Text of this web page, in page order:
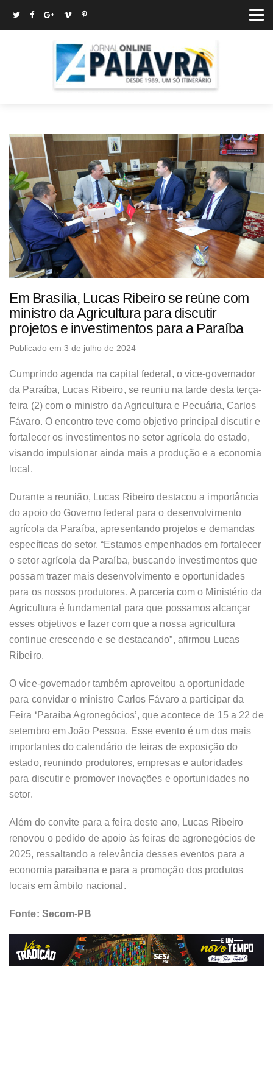
Em Brasília, Lucas Ribeiro se reúne com
ministro da Agricultura para discutir
projetos e investimentos para a Paraíba
Publicado em 3 de julho de 2024
Cumprindo agenda na capital federal, o vice-governador
da Paraíba, Lucas Ribeiro, se reuniu na tarde desta terça-
feira (2) com o ministro da Agricultura e Pecuária, Carlos
Fávaro. O encontro teve como objetivo principal discutir e
fortalecer os investimentos no setor agrícola do estado,
visando impulsionar ainda mais a produção e a economia
local.
Durante a reunião, Lucas Ribeiro destacou a importância
do apoio do Governo federal para o desenvolvimento
agrícola da Paraíba, apresentando projetos e demandas
específicas do setor. “Estamos empenhados em fortalecer
o setor agrícola da Paraíba, buscando investimentos que
possam trazer mais desenvolvimento e oportunidades
para os nossos produtores. A parceria com o Ministério da
Agricultura é fundamental para que possamos alcançar
esses objetivos e fazer com que a nossa agricultura
continue crescendo e se destacando”, afirmou Lucas
Ribeiro.
O vice-governador também aproveitou a oportunidade
para convidar o ministro Carlos Fávaro a participar da
Feira ‘Paraíba Agronegócios’, que acontece de 15 a 22 de
setembro em João Pessoa. Esse evento é um dos mais
importantes do calendário de feiras de exposição do
estado, reunindo produtores, empresas e autoridades
para discutir e promover inovações e oportunidades no
setor.
Além do convite para a feira deste ano, Lucas Ribeiro
renovou o pedido de apoio às feiras de agronegócios de
2025, ressaltando a relevância desses eventos para a
economia paraibana e para a promoção dos produtos
locais em âmbito nacional.
Fonte: Secom-PB